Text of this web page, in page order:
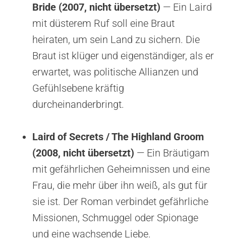
Bride (2007, nicht übersetzt) — Ein Laird
mit düsterem Ruf soll eine Braut
heiraten, um sein Land zu sichern. Die
Braut ist klüger und eigenständiger, als er
erwartet, was politische Allianzen und
Gefühlsebene kräftig
durcheinanderbringt.
Laird of Secrets / The Highland Groom
(2008, nicht übersetzt) — Ein Bräutigam
mit gefährlichen Geheimnissen und eine
Frau, die mehr über ihn weiß, als gut für
sie ist. Der Roman verbindet gefährliche
Missionen, Schmuggel oder Spionage
und eine wachsende Liebe.